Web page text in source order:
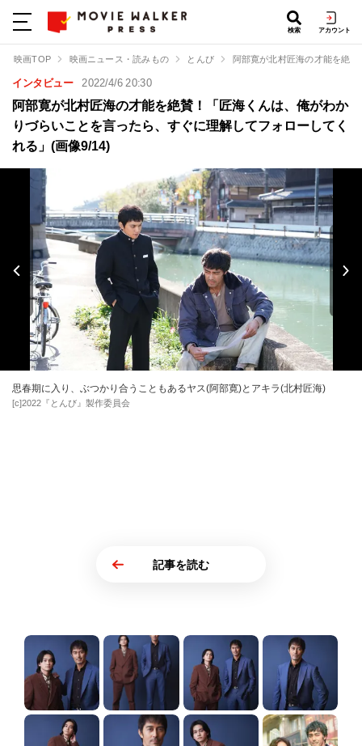
検索 アカウント
映画TOP 映画ニュース・読みもの とんび 阿部寛が北村匠海の才能を絶
インタビュー 2022/4/6 20:30
阿部寛が北村匠海の才能を絶賛！「匠海くんは、俺がわか
りづらいことを言ったら、すぐに理解してフォローしてく
れる」(画像9/14)
思春期に入り、ぶつかり合うこともあるヤス(阿部寛)とアキラ(北村匠海)
[c]2022『とんび』製作委員会
記事を読む